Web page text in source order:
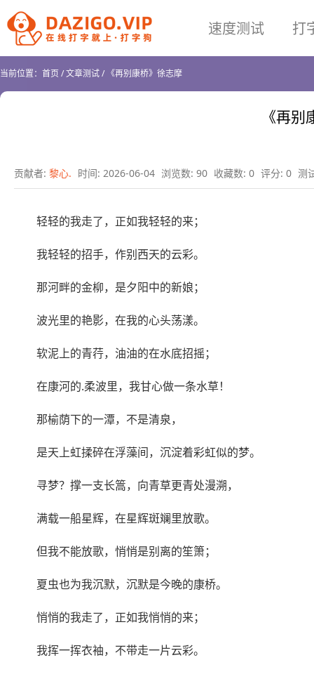
速度测试 打
当前位置： 首页/文章测试/ 《再别康桥》徐志摩
《再
贡献者: 黎心. 时间: 2026-06-04 浏览数: 90 收藏数: 0 评分: 0 测
轻轻的我走了，正如我轻轻的来；
我轻轻的招手，作别西天的云彩。
那河畔的金柳，是夕阳中的新娘；
波光里的艳影，在我的心头荡漾。
软泥上的青荇，油油的在水底招摇；
在康河的.柔波里，我甘心做一条水草！
那榆荫下的一潭，不是清泉，
是天上虹揉碎在浮藻间，沉淀着彩虹似的梦。
寻梦？撑一支长篙，向青草更青处漫溯，
满载一船星辉，在星辉斑斓里放歌。
但我不能放歌，悄悄是别离的笙箫；
夏虫也为我沉默，沉默是今晚的康桥。
悄悄的我走了，正如我悄悄的来；
我挥一挥衣袖，不带走一片云彩。